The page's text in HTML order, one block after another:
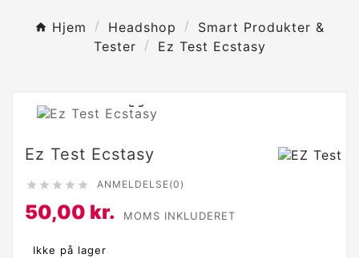
Hjem Headshop
Smart Produkter &
Tester
Ez Test Ecstasy

Ez Test Ecstasy
     ANMELDELSE(0)
50,00 kr. MOMS INKLUDERET
Ikke på lager